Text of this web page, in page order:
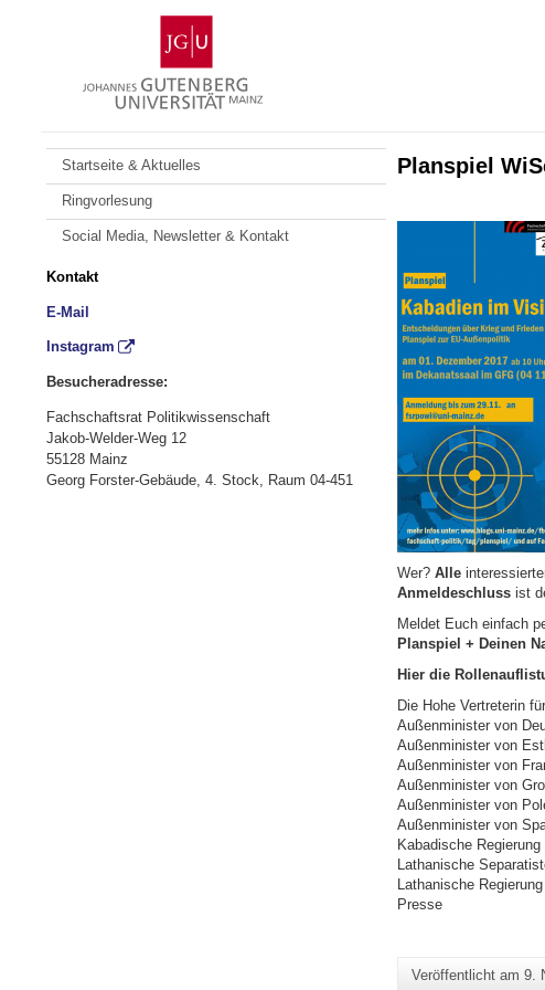
Gutenberg-
Universität
Mainz
Startseite & Aktuelles
Ringvorlesung
Social Media, Newsletter & Kontakt
Kontakt
E-Mail
Instagram
Besucheradresse:
Fachschaftsrat Politikwissenschaft
Jakob-Welder-Weg 12
55128 Mainz
Georg Forster-Gebäude, 4. Stock, Raum 04-451
Planspiel
Wer?Alle
Anmeldeschlussist
Meldet Euch einfach
Planspiel + Deinen
Hier die
Die Hohe Vertreterin
Außenminister von
Außenminister von
Außenminister von
Außenminister von
Außenminister von
Außenminister von
Kabadische Regierung
Lathanische
Lathanische Regierung
Presse
Veröffentlicht am9.